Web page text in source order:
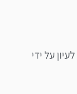
על ידי